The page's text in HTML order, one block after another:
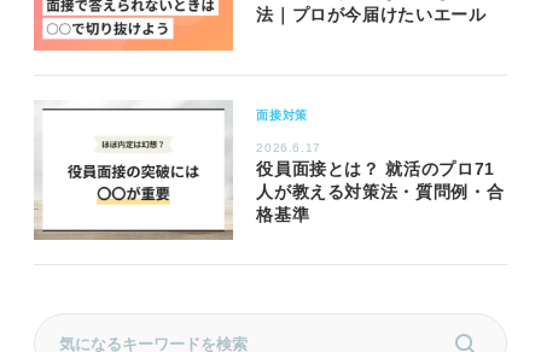
法｜プロが今届けたいエール
面接対策
2026.6.17
役員面接とは？ 就活のプロ71
人が教える対策法・質問例・合
格基準